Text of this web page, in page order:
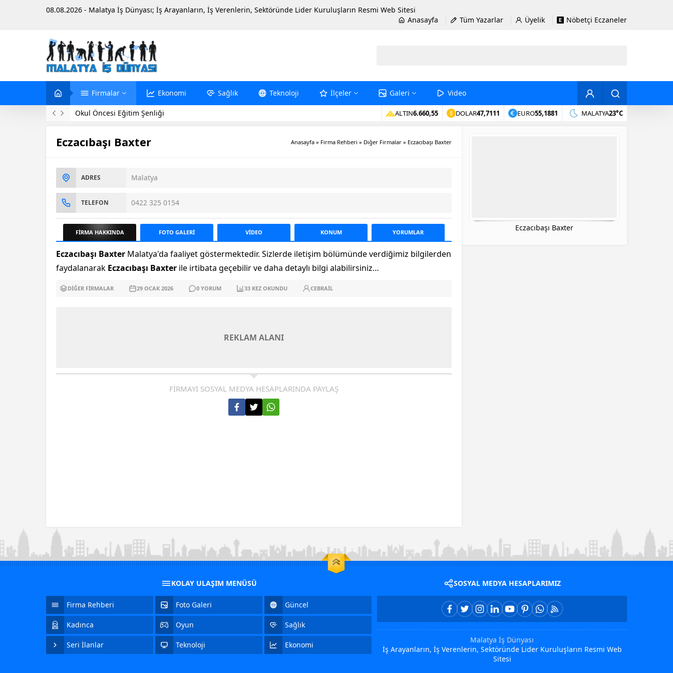
08.08.2026 - Malatya İş Dünyası; İş Arayanların, İş Verenlerin, Sektöründe Lider Kuruluşların Resmi Web Sitesi
Anasayfa
Tüm Yazarlar Üyelik Nöbetçi Eczaneler
Firmalar Ekonomi Sağlık Teknoloji İlçeler Galeri Video
Evinde Ölü Bulundu ALTIN6.660,55 DOLAR47,7111 EURO55,1881 MALATYA23°C
Eczacıbaşı Baxter Anasayfa » Firma Rehberi » Diğer Firmalar » Eczacıbaşı Baxter
ADRES Malatya
TELEFON 0422 325 0154
FİRMA HAKKINDA FOTO GALERİ VİDEO KONUM YORUMLAR
Eczacıbaşı Baxter Malatya'da faaliyet göstermektedir. Sizlerde iletişim bölümünde verdiğimiz bilgilerden
faydalanarak Eczacıbaşı Baxter ile irtibata geçebilir ve daha detaylı bilgi alabilirsiniz…
DIĞER FIRMALAR 29 OCAK 2026 0 YORUM 33 KEZ OKUNDU CEBRAIL
REKLAM ALANI
FİRMAYI SOSYAL MEDYA HESAPLARINDA PAYLAŞ
Eczacıbaşı Baxter
KOLAY ULAŞIM MENÜSÜ
Firma Rehberi Foto Galeri Güncel
Kadınca Oyun Sağlık
Seri İlanlar Teknoloji Ekonomi
SOSYAL MEDYA HESAPLARIMIZ
Malatya İş Dünyası
İş Arayanların, İş Verenlerin, Sektöründe Lider Kuruluşların Resmi Web
Sitesi